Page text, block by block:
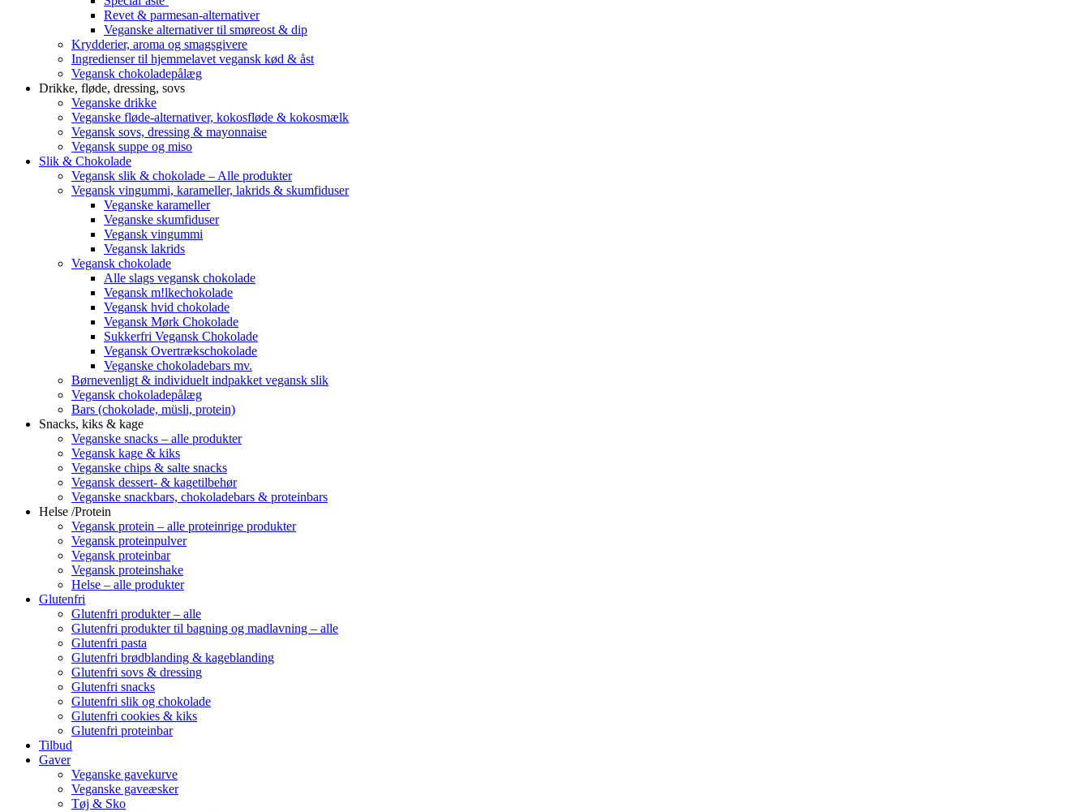
Revet & parmesan-alternativer
Veganske alternativer til smøreost & dip
Krydderier, aroma og smagsgivere
Ingredienser til hjemmelavet vegansk kød & åst
Vegansk chokoladepålæg
Drikke, fløde, dressing, sovs
Veganske drikke
Veganske fløde-alternativer, kokosfløde & kokosmælk
Vegansk sovs, dressing & mayonnaise
Vegansk suppe og miso
Slik & Chokolade
Vegansk slik & chokolade – Alle produkter
Vegansk vingummi, karameller, lakrids & skumfiduser
Veganske karameller
Veganske skumfiduser
Vegansk vingummi
Vegansk lakrids
Vegansk chokolade
Alle slags vegansk chokolade
Vegansk m!lkechokolade
Vegansk hvid chokolade
Vegansk Mørk Chokolade
Sukkerfri Vegansk Chokolade
Vegansk Overtrækschokolade
Veganske chokoladebars mv.
Børnevenligt & individuelt indpakket vegansk slik
Vegansk chokoladepålæg
Bars (chokolade, müsli, protein)
Snacks, kiks & kage
Veganske snacks – alle produkter
Vegansk kage & kiks
Veganske chips & salte snacks
Vegansk dessert- & kagetilbehør
Veganske snackbars, chokoladebars & proteinbars
Helse /Protein
Vegansk protein – alle proteinrige produkter
Vegansk proteinpulver
Vegansk proteinbar
Vegansk proteinshake
Helse – alle produkter
Glutenfri
Glutenfri produkter – alle
Glutenfri produkter til bagning og madlavning – alle
Glutenfri pasta
Glutenfri brødblanding & kageblanding
Glutenfri sovs & dressing
Glutenfri snacks
Glutenfri slik og chokolade
Glutenfri cookies & kiks
Glutenfri proteinbar
Tilbud
Gaver
Veganske gavekurve
Veganske gaveæsker
Tøj & Sko